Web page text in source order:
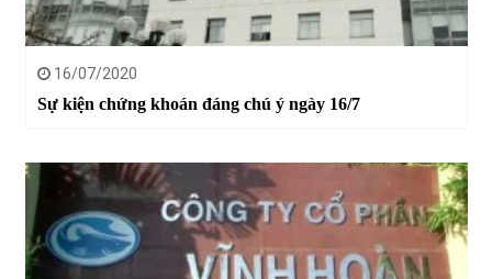
16/07/2020
Sự kiện chứng khoán đáng chú ý ngày 16/7